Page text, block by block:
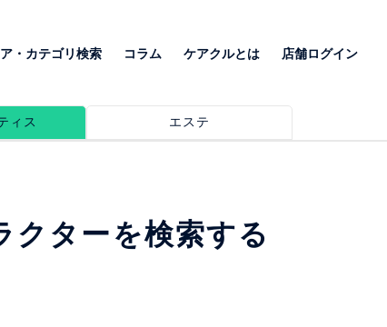
・カテゴリ検索 コラム ケアクルとは 店舗ログイン
ィス エステ
ターを検索する